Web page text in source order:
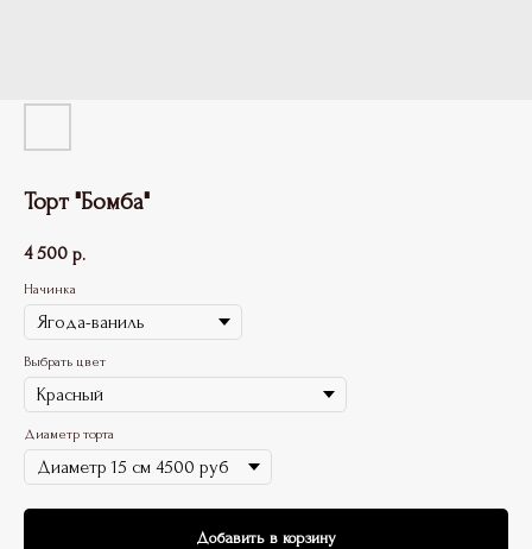
Торт "Бомба"
4 500 р.
Начинка
Выбрать цвет
Диаметр торта
Добавить в корзину